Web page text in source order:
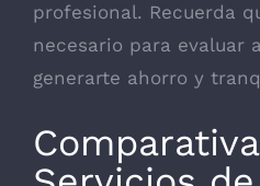
profesional. Recuerda
necesario para evaluar
generarte ahorro y